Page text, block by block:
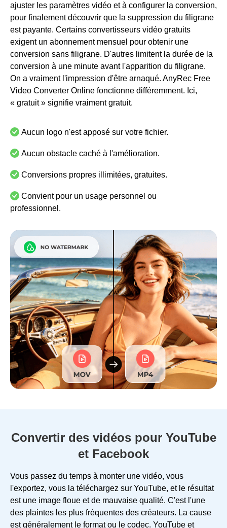
ajuster les paramètres vidéo et à configurer la conversion,
pour finalement découvrir que la suppression du filigrane
est payante. Certains convertisseurs vidéo gratuits
exigent un abonnement mensuel pour obtenir une
conversion sans filigrane. D'autres limitent la durée de la
conversion à une minute avant l'apparition du filigrane.
On a vraiment l'impression d'être arnaqué. AnyRec Free
Video Converter Online fonctionne différemment. Ici,
« gratuit » signifie vraiment gratuit.
Aucun logo n'est apposé sur votre fichier.
Aucun obstacle caché à l'amélioration.
Conversions propres illimitées, gratuites.
Convient pour un usage personnel ou
professionnel.
Convertir des vidéos pour YouTube
et Facebook
Vous passez du temps à monter une vidéo, vous
l'exportez, vous la téléchargez sur YouTube, et le résultat
est une image floue et de mauvaise qualité. C'est l'une
des plaintes les plus fréquentes des créateurs. La cause
est généralement le format ou le codec. YouTube et